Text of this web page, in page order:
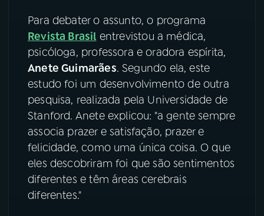
TikTok
Para debater o assunto, o programa
Revista Brasil entrevistou a médica,
psicóloga, professora e oradora espírita,
Anete Guimarães. Segundo ela, este
estudo foi um desenvolvimento de outra
pesquisa, realizada pela Universidade de
Stanford. Anete explicou: "a gente sempre
associa prazer e satisfação, prazer e
felicidade, como uma única coisa. O que
eles descobriram foi que são sentimentos
diferentes e têm áreas cerebrais
diferentes."